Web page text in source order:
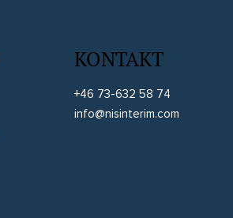
KONTAKT
+46 73-632 58 74
info@nisinterim.com